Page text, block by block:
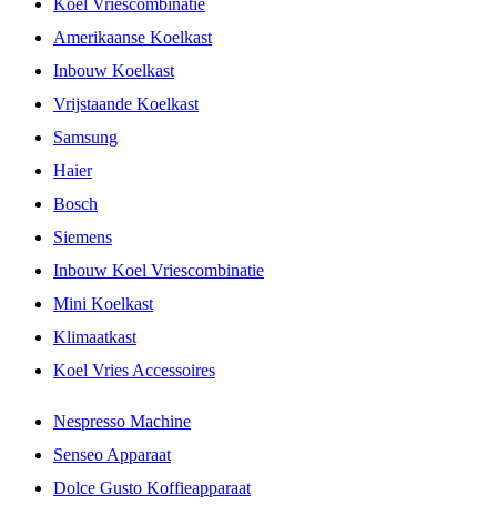
Koel Vriescombinatie
Amerikaanse Koelkast
Inbouw Koelkast
Vrijstaande Koelkast
Samsung
Haier
Bosch
Siemens
Inbouw Koel Vriescombinatie
Mini Koelkast
Klimaatkast
Koel Vries Accessoires
Nespresso Machine
Senseo Apparaat
Dolce Gusto Koffieapparaat